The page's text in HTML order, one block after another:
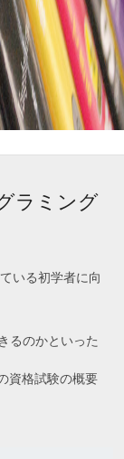
ラミング
いる初学者に向
るのかといった
資格試験の概要